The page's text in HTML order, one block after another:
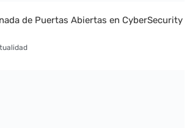
de Puertas Abiertas en CyberSecurity